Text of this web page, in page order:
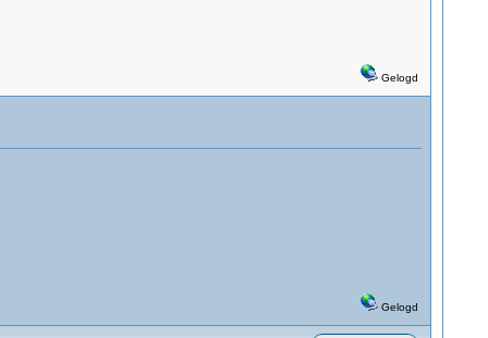
Gelogd
Gelogd